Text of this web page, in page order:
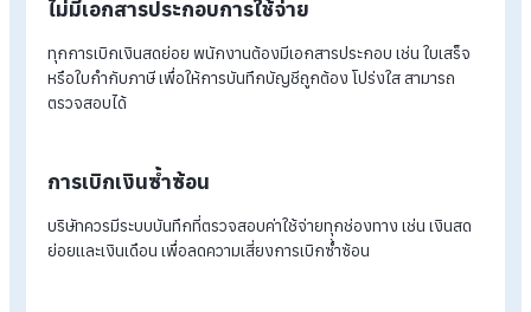
การใช้เงินผิดวัตถุประสงค์